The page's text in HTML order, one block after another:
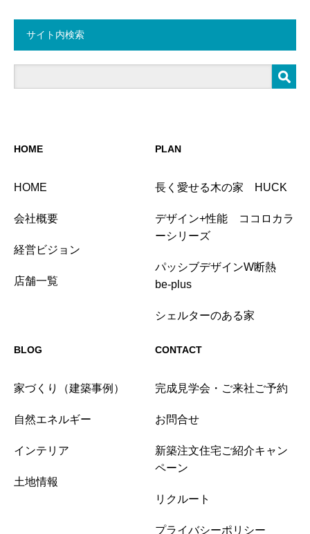
サイト内検索
HOME
HOME
会社概要
経営ビジョン
店舗一覧
PLAN
長く愛せる木の家 HUCK
デザイン+性能 ココロカラ
ーシリーズ
パッシブデザインW断熱
be-plus
シェルターのある家
BLOG
家づくり（建築事例）
自然エネルギー
インテリア
土地情報
CONTACT
完成見学会・ご来社ご予約
お問合せ
新築注文住宅ご紹介キャン
ペーン
リクルート
プライバシーポリシー